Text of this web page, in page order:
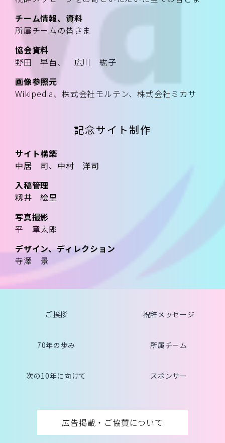
チーム情報、資料
所属チームの皆さま
協会資料
野田 早苗、 広川 紘子
画像参照元
Wikipedia、株式会社モルテン、株式会社ミカサ
記念サイト制作
サイト構築
中居 司、中村 洋司
入稿管理
籾井 絵里
写真撮影
平 章太郎
デザイン、ディレクション
寺澤 景
ご挨拶 祝辞メッセージ
70年の歩み 所属チーム
次の10年に向けて スポンサー
広告掲載・ご協賛について